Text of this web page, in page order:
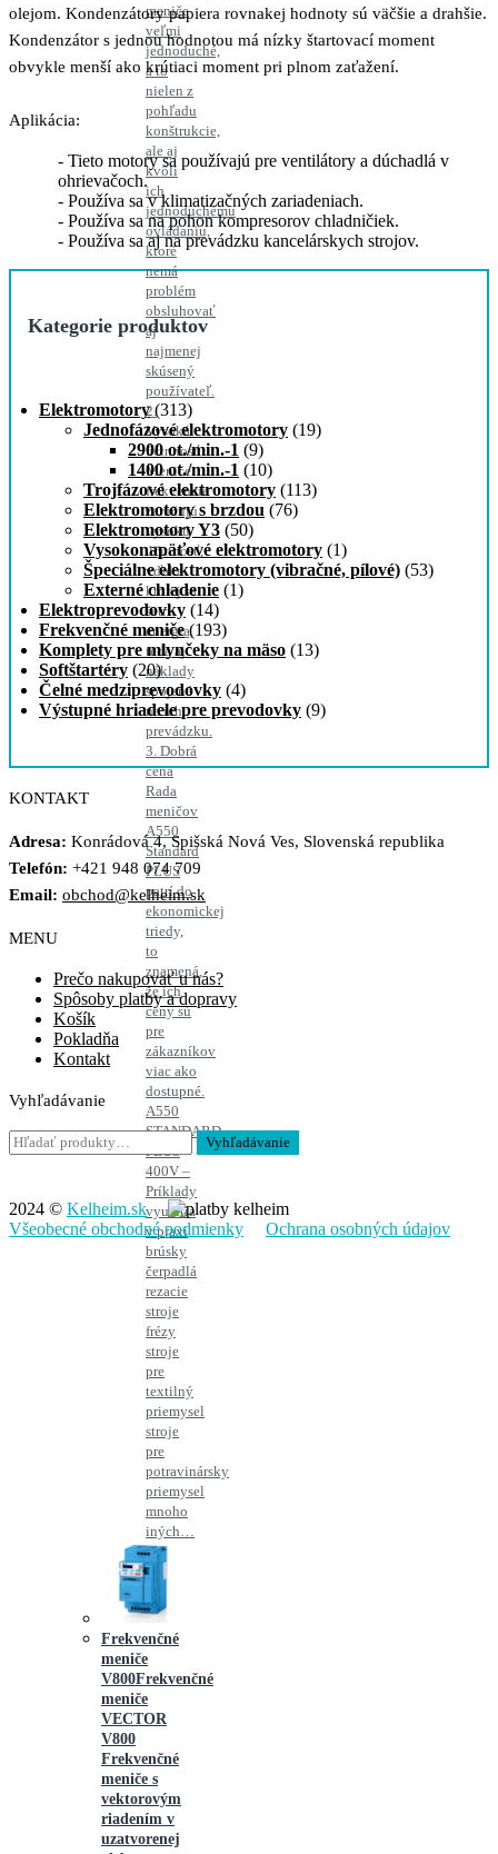
meniče
veľmi
jednoduché,
a to
nielen z
pohľadu
konštrukcie,
ale aj
kvôli
ich
jednoduchému
ovládaniu,
ktoré
nemá
problém
obsluhovať
aj
najmenej
skúsený
používateľ.
2.
Vysoká
účinnosť
Meniče
frekvencie
zaručujú
vysokú
účinnosť,
vďaka
ktorej sa
šetrí
energia,
teda aj
náklady
spojené
na ich
prevádzku.
3. Dobrá
cena
Rada
meničov
A550
Standard
PLUS
patrí do
ekonomickej
triedy,
to
znamená,
že ich
ceny sú
pre
zákazníkov
viac ako
dostupné.
A550
STANDARD
PLUS
400V –
Príklady
využitia
v praxi
brúsky
čerpadlá
rezacie
stroje
frézy
stroje
pre
textilný
priemysel
stroje
pre
potravinársky
priemysel
mnoho
iných…
Frekvenčné
meniče
V800Frekvenčné
meniče
VECTOR
V800
Frekvenčné
meniče s
vektorovým
riadením v
uzatvorenej
olejom. Kondenzátory papiera rovnakej hodnoty sú väčšie a drahšie.
Kondenzátor s jednou hodnotou má nízky štartovací moment
obvykle menší ako krútiaci moment pri plnom zaťažení.
Aplikácia:
Tieto motory sa používajú pre ventilátory a dúchadlá v
ohrievačoch.
Používa sa v klimatizačných zariadeniach.
Používa sa na pohon kompresorov chladničiek.
Používa sa aj na prevádzku kancelárskych strojov.
Kategorie produktov
Elektromotory (313)
Jednofázové elektromotory (19)
2900 ot./min.-1 (9)
1400 ot./min.-1 (10)
Trojfázové elektromotory (113)
Elektromotory s brzdou (76)
Elektromotory Y3 (50)
Vysokonapäťové elektromotory (1)
Špeciálne elektromotory (vibračné, pílové) (53)
Externé chladenie (1)
Elektroprevodovky (14)
Frekvenčné meniče (193)
Komplety pre mlynčeky na mäso (13)
Softštartéry (20)
Čelné medziprevodovky (4)
Výstupné hriadele pre prevodovky (9)
KONTAKT
Adresa: Konrádová 4, Spišská Nová Ves, Slovenská republika
Telefón: +421 948 074 709
Email: obchod@kelheim.sk
MENU
Prečo nakupovať u nás?
Spôsoby platby a dopravy
Košík
Pokladňa
Kontakt
Vyhľadávanie
Hľadať: Vyhľadávanie
2024 © Kelheim.sk
Všeobecné obchodné podmienky
Ochrana osobných údajov